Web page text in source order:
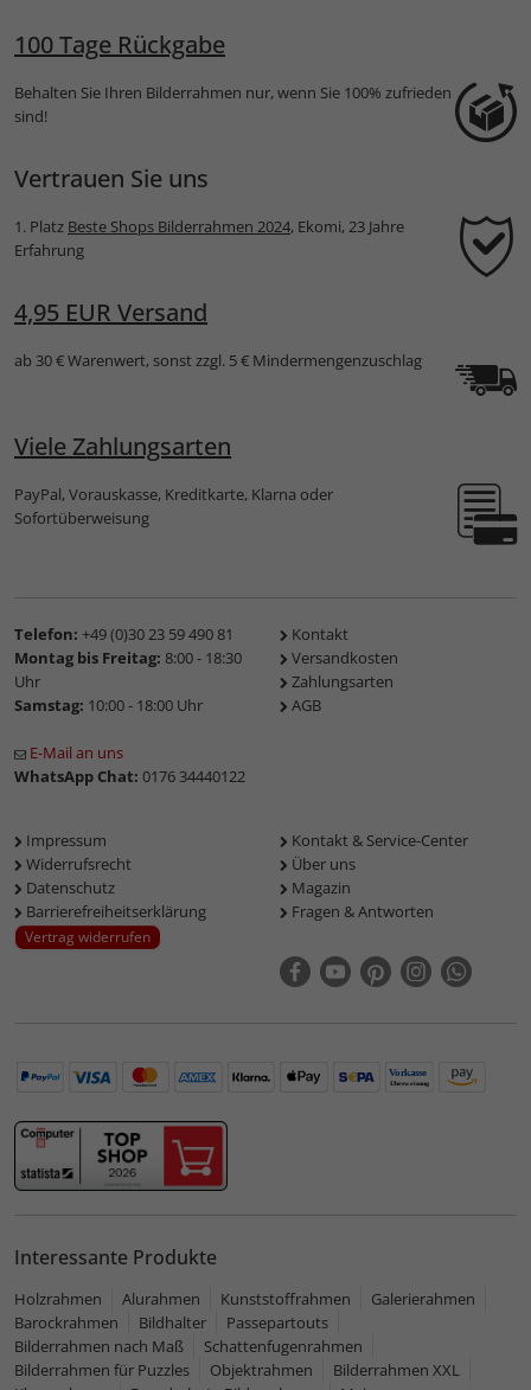
100 Tage Rückgabe
Behalten Sie Ihren Bilderrahmen nur, wenn Sie 100% zufrieden
sind!
Vertrauen Sie uns
1. Platz Beste Shops Bilderrahmen 2024, Ekomi, 23 Jahre
Erfahrung
4,95 EUR Versand
ab 30 € Warenwert, sonst zzgl. 5 € Mindermengenzuschlag
Viele Zahlungsarten
PayPal, Vorauskasse, Kreditkarte, Klarna oder
Sofortüberweisung
Telefon: +49 (0)30 23 59 490 81
Montag bis Freitag: 8:00 - 18:30
Uhr
Samstag: 10:00 - 18:00 Uhr
E-Mail an uns
WhatsApp Chat: 0176 34440122
Kontakt
Versandkosten
Zahlungsarten
AGB
Impressum
Widerrufsrecht
Datenschutz
Barrierefreiheitserklärung
Vertrag widerrufen
Kontakt & Service-Center
Über uns
Magazin
Fragen & Antworten
Interessante Produkte
Holzrahmen Alurahmen Kunststoffrahmen
Galerierahmen
Barockrahmen
Bildhalter
Passepartouts
Bilderrahmen nach Maß
Schattenfugenrahmen
Bilderrahmen für Puzzles
Objektrahmen
Bilderrahmen XXL